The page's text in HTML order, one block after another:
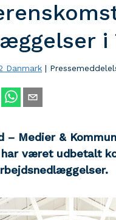
i
Danmark |
– Medier &
været udbetalt